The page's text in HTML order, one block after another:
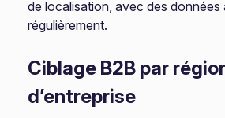
de localisation, avec des données
régulièrement.
Ciblage B2B par
d’entreprise